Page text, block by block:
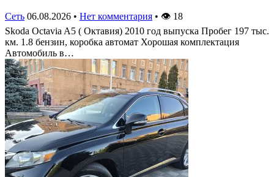
Сеть 06.08.2026 • Нет комментария • 👁 18
Skoda Octavia A5 ( Октавия) 2010 год выпуска Пробег 197 тыс.
км. 1.8 бензин, коробка автомат Хорошая комплектация
Автомобиль в…